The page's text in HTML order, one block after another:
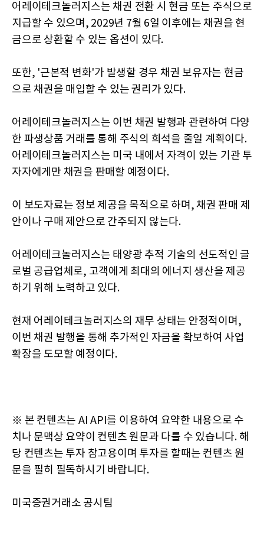
어레이테크놀러지스는 채권 전환 시 현금 또는 주식으로
지급할 수 있으며, 2029년 7월 6일 이후에는 채권을 현
금으로 상환할 수 있는 옵션이 있다.
또한, '근본적 변화'가 발생할 경우 채권 보유자는 현금
으로 채권을 매입할 수 있는 권리가 있다.
어레이테크놀러지스는 이번 채권 발행과 관련하여 다양
한 파생상품 거래를 통해 주식의 희석을 줄일 계획이다.
어레이테크놀러지스는 미국 내에서 자격이 있는 기관 투
자자에게만 채권을 판매할 예정이다.
이 보도자료는 정보 제공을 목적으로 하며, 채권 판매 제
안이나 구매 제안으로 간주되지 않는다.
어레이테크놀러지스는 태양광 추적 기술의 선도적인 글
로벌 공급업체로, 고객에게 최대의 에너지 생산을 제공
하기 위해 노력하고 있다.
현재 어레이테크놀러지스의 재무 상태는 안정적이며,
이번 채권 발행을 통해 추가적인 자금을 확보하여 사업
확장을 도모할 예정이다.
※ 본 컨텐츠는 AI API를 이용하여 요약한 내용으로 수
치나 문맥상 요약이 컨텐츠 원문과 다를 수 있습니다. 해
당 컨텐츠는 투자 참고용이며 투자를 할때는 컨텐츠 원
문을 필히 필독하시기 바랍니다.
미국증권거래소 공시팀